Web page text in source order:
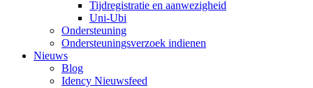
Tijdregistratie en aanwezigheid
Uni-Ubi
Ondersteuning
Ondersteuningsverzoek indienen
Nieuws
Blog
Idency Nieuwsfeed